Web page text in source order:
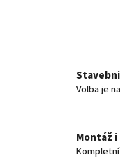
Volba je
Montáž